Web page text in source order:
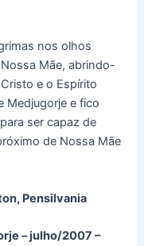
nos olhos
Mãe, abrindo-
e o Espírito
Medjugorje e fico
ser capaz de
de Nossa Mãe
Pensilvania
– julho/2007 –